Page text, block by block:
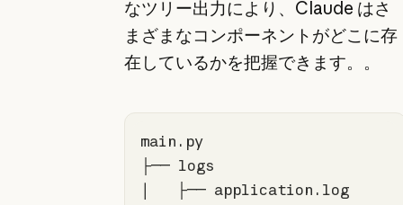
なツリー出力により、Claude はさ
まざまなコンポーネントがどこに存
在しているかを把握できます。。
main.py
│   ├── application.log